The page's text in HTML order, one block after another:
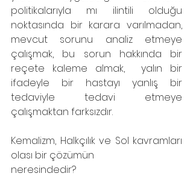
politikalarıyla mı ilintili olduğu
noktasında bir karara varılmadan,
mevcut sorunu analiz etmeye
çalışmak, bu sorun hakkında bir
reçete kaleme almak,  yalın bir
ifadeyle bir hastayı yanlış bir
tedaviyle tedavi etmeye
çalışmaktan farksızdır.
Kemalizm, Halkçılık ve Sol kavramları
olası bir çözümün
neresindedir?